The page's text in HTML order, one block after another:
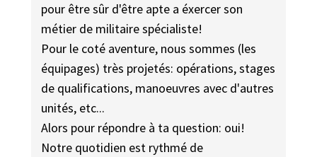
pour être sûr d'être apte a éxercer son
métier de militaire spécialiste!
Pour le coté aventure, nous sommes (les
équipages) très projetés: opérations, stages
de qualifications, manoeuvres avec d'autres
unités, etc...
Alors pour répondre à ta question: oui!
Notre quotidien est rythmé de